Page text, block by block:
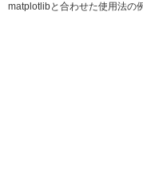
matplotlibと合わせた使用法の